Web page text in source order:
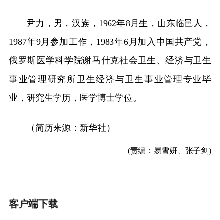
尹力，男，汉族，1962年8月生，山东临邑人，
1987年9月参加工作，1983年6月加入中国共产党，
俄罗斯医学科学院谢马什克社会卫生、经济与卫生
事业管理研究所卫生经济与卫生事业管理专业毕
业，研究生学历，医学博士学位。
（简历来源：新华社）
(责编：易雪妍、张子剑)
客户端下载